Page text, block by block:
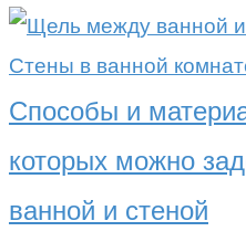
Стены в ванной
Способы и
которых можно
ванной и стеной